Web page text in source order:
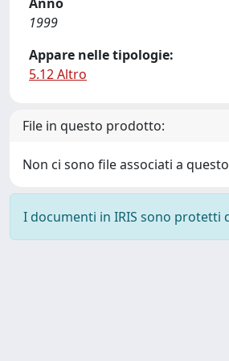
1999
Appare nelle tipologie:
5.12 Altro
File in questo prodotto:
Non ci sono file associati a
I documenti in IRIS sono protetti